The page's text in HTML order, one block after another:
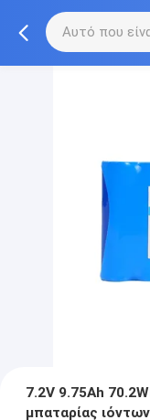
7.2V 9.75Ah
μπαταρίας